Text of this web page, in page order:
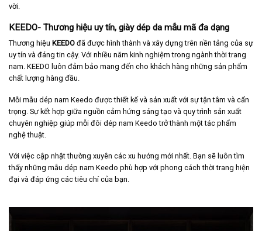
vời.
KEEDO- Thương hiệu uy tín, giày dép da mẫu mã đa dạng
Thương hiệu KEEDO đã được hình thành và xây dựng trên nền tảng của sự
uy tín và đáng tin cậy. Với nhiều năm kinh nghiệm trong ngành thời trang
nam. KEEDO luôn đảm bảo mang đến cho khách hàng những sản phẩm
chất lượng hàng đầu.
Mỗi mẫu dép nam Keedo được thiết kế và sản xuất với sự tận tâm và cẩn
trọng. Sự kết hợp giữa nguồn cảm hứng sáng tạo và quy trình sản xuất
chuyên nghiệp giúp mỗi đôi dép nam Keedo trở thành một tác phẩm
nghệ thuật.
Với việc cập nhật thường xuyên các xu hướng mới nhất. Bạn sẽ luôn tìm
thấy những mẫu dép nam Keedo phù hợp với phong cách thời trang hiện
đại và đáp ứng các tiêu chí của bạn.